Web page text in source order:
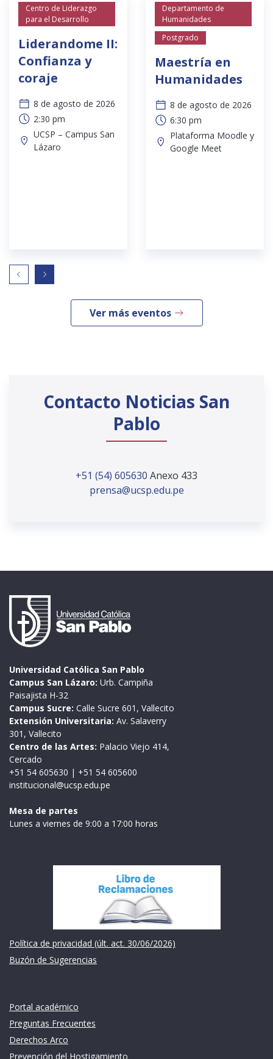
Centro de Liderazgo
para el Desarrollo
Liderandome II:
Confianza y
coraje
8 de agosto de 2026
2:30 pm
UCSP – Campus San
Lázaro
Departamento de
Humanidades
Postgrado
Maestría en
Humanidades
8 de agosto de 2026
6:30 pm
Plataforma Moodle y
Google Meet
Ver más eventos
Contacto Noticias San
Pablo
+51 (54) 605630 Anexo 433
prensa@ucsp.edu.pe
Universidad Católica San Pablo
Campus San Lázaro: Urb. Campiña
Paisajista H-32
Campus Sucre: Calle Sucre 601, Vallecito
Extensión Universitaria: Av. Salaverry
301, Vallecito
Centro de las Artes: Palacio Viejo 414,
Cercado
+51 54 605630 | +51 54 605600
institucional@ucsp.edu.pe
Mesa de partes
Lunes a viernes de 9:00 a 17:00 horas
Política de privacidad (últ. act. 30/06/2026)
Buzón de Sugerencias
Portal académico
Preguntas Frecuentes
Derechos Arco
Prevención del Hostigamiento